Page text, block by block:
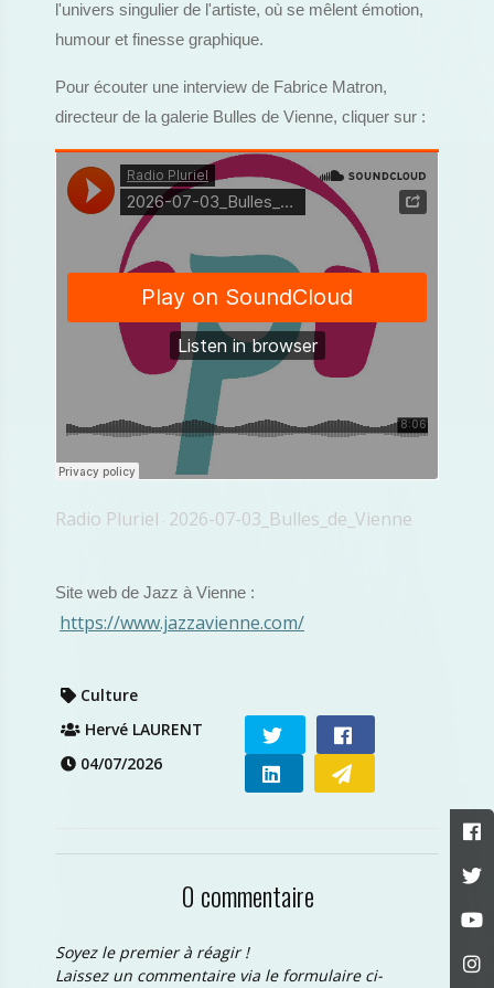
l'univers singulier de l'artiste, où se mêlent émotion,
humour et finesse graphique.
Pour écouter une interview de Fabrice Matron,
directeur de la galerie Bulles de Vienne, cliquer sur :
Radio Pluriel · 2026-07-03_Bulles_de_Vienne
Site web de Jazz à Vienne :
https://www.jazzavienne.com/
Culture
Hervé LAURENT
04/07/2026
0 commentaire
Soyez le premier à réagir !
Laissez un commentaire via le formulaire ci-